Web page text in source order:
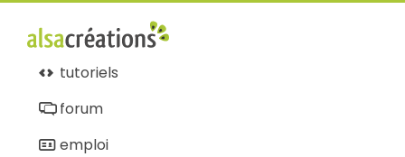
tutoriels
forum
emploi